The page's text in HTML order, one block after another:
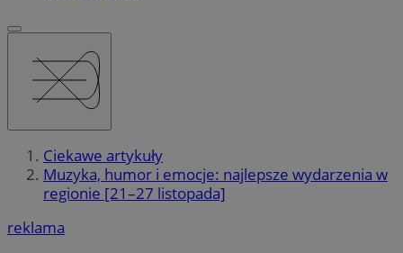
Ciekawe artykuły
Muzyka, humor i emocje: najlepsze wydarzenia w
regionie [21–27 listopada]
reklama